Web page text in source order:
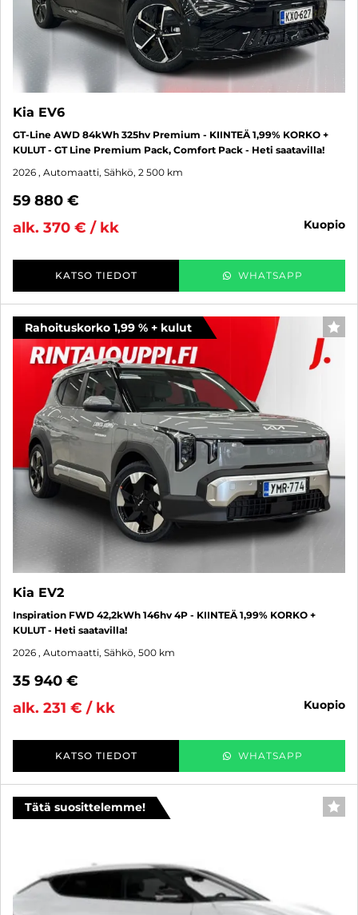
Kia EV6
GT-Line AWD 84kWh 325hv Premium - KIINTEÄ 1,99% KORKO +
KULUT - GT Line Premium Pack, Comfort Pack - Heti saatavilla!
2026 , Automaatti, Sähkö, 2 500 km
59 880 €
alk. 370 € / kk
kuopio
KATSO TIEDOT WHATSAPP
Rahoituskorko 1,99 % + kulut
Kia EV2
Inspiration FWD 42,2kWh 146hv 4P - KIINTEÄ 1,99% KORKO +
KULUT - Heti saatavilla!
2026 , Automaatti, Sähkö, 500 km
35 940 €
alk. 231 € / kk
kuopio
KATSO TIEDOT WHATSAPP
Tätä suosittelemme!